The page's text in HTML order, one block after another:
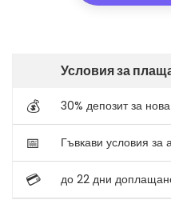
Условия за
💰 30% депозит за
📅 Гъвкави условия за
💳 до 22 дни